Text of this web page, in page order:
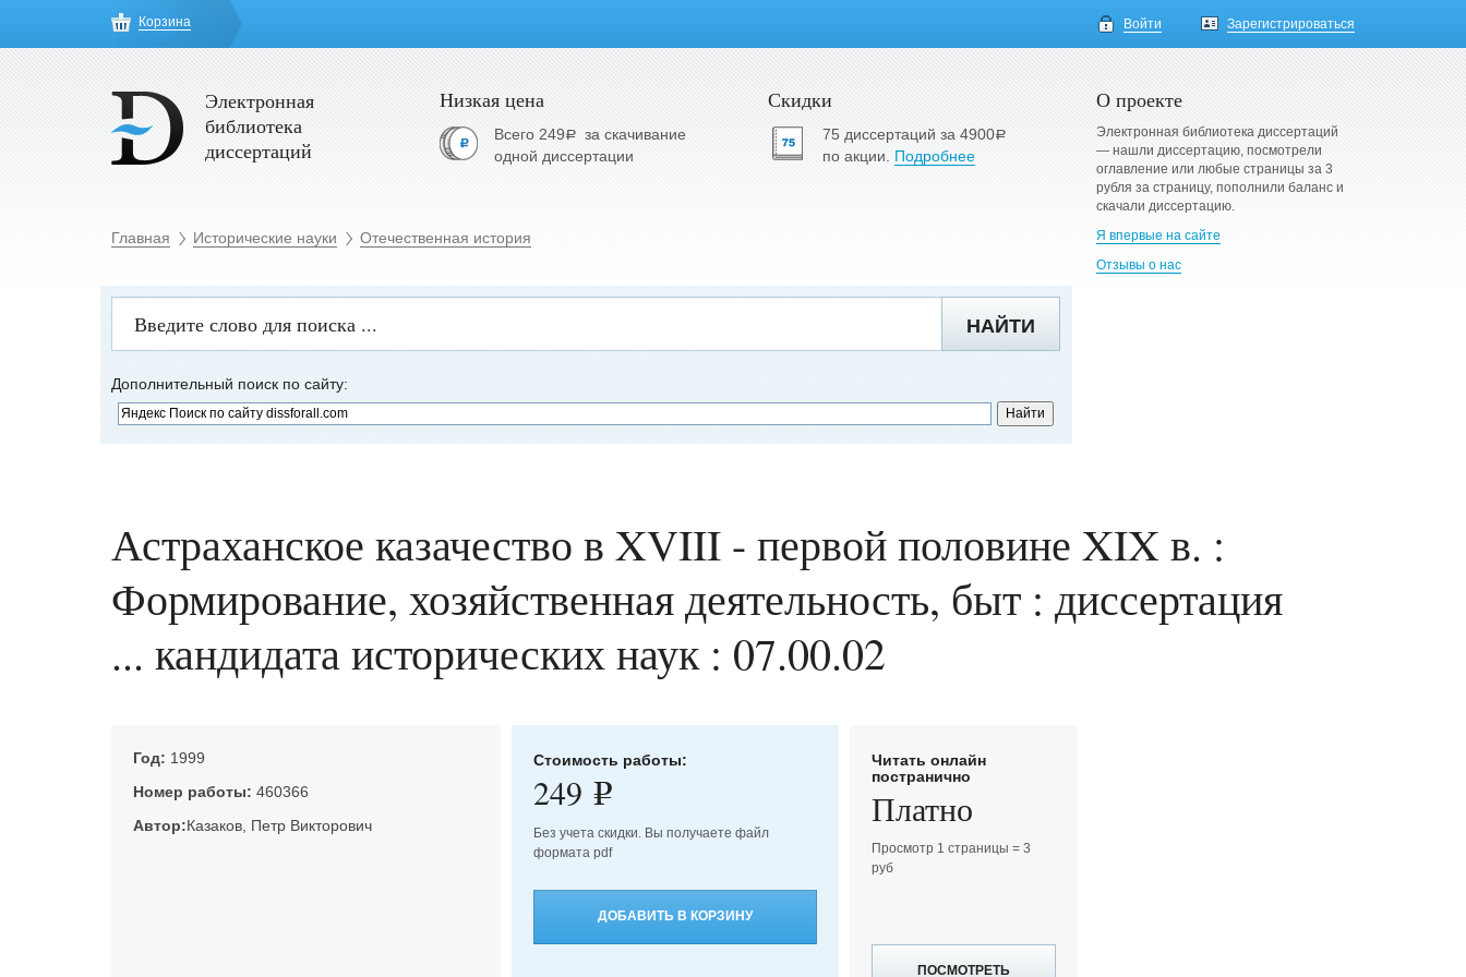
Корзина Войти Зарегистрироваться
Электронная
библиотека
диссертаций
Низкая цена
Всего 249a за скачивание
одной диссертации
Скидки
75 диссертаций за 4900a
по акции. Подробнее
Главная Исторические науки Отечественная история
О проекте
Электронная библиотека диссертаций
— нашли диссертацию, посмотрели
оглавление или любые страницы за 3
рубля за страницу, пополнили баланс и
скачали диссертацию.
Я впервые на сайте
Отзывы о нас
НАЙТИ
Дополнительный поиск по сайту:
Астраханское казачество в XVIII - первой половине XIX в. :
Формирование, хозяйственная деятельность, быт : диссертация
... кандидата исторических наук : 07.00.02
Год: 1999
Номер работы: 460366
Автор:Казаков, Петр Викторович
Стоимость работы:
249 e
Без учета скидки. Вы получаете файл
формата pdf
ДОБАВИТЬ В КОРЗИНУ
Читать онлайн
постранично
Платно
Просмотр 1 страницы = 3
руб
ПОСМОТРЕТЬ